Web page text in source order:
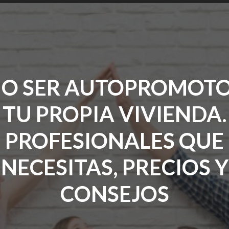
SER
TU PROPIA VIVIENDA.
PROFESIONALES QUE
NECESITAS, PRECIOS Y
CONSEJOS